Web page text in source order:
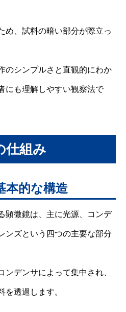
め、試料の暗い部分が際立っ
のシンプルさと直観的にわか
にも理解しやすい観察法で
仕組み
本的な構造
顕微鏡は、主に光源、コンデ
ンズという四つの主要な部分
デンサによって集中され、
を透過します。